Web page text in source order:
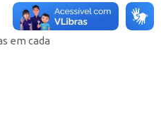
em cada